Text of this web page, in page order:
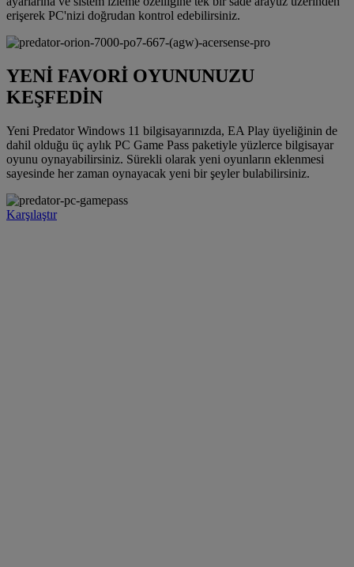
erişerek PC'nizi doğrudan kontrol edebilirsiniz.
YENİ FAVORİ OYUNUNUZU
KEŞFEDİN
Yeni Predator Windows 11 bilgisayarınızda, EA Play üyeliğinin de
dahil olduğu üç aylık PC Game Pass paketiyle yüzlerce bilgisayar
oyunu oynayabilirsiniz. Sürekli olarak yeni oyunların eklenmesi
sayesinde her zaman oynayacak yeni bir şeyler bulabilirsiniz.
Karşılaştır